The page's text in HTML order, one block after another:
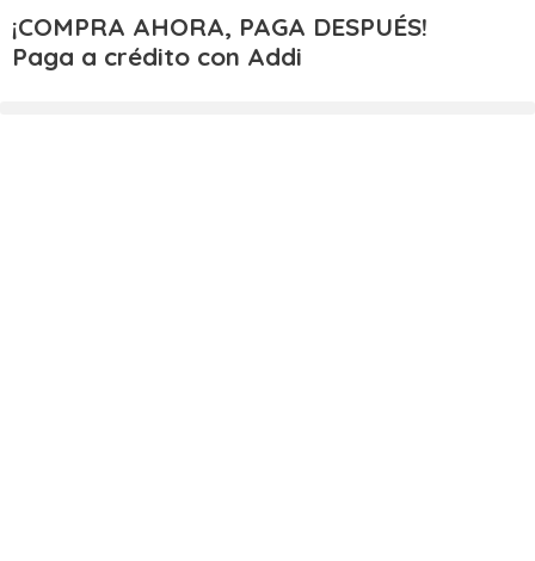
¡COMPRA AHORA, PAGA DESPUÉS!
Paga a crédito con Addi